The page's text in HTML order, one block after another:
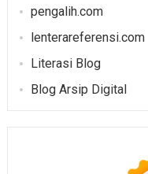
pengalih.com
lenterareferensi.com
Literasi Blog
Blog Arsip Digital